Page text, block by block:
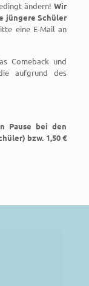
ändern!Wir
jüngere Schüler
eine E-Mail an
Comeback und
aufgrund des
Pause bei den
bzw. 1,50 €